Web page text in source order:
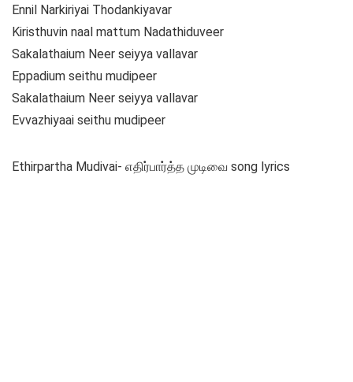
Ennil Narkiriyai Thodankiyavar
Kiristhuvin naal mattum Nadathiduveer
Sakalathaium Neer seiyya vallavar
Eppadium seithu mudipeer
Sakalathaium Neer seiyya vallavar
Evvazhiyaai seithu mudipeer
Ethirpartha Mudivai- எதிர்பார்த்த முடிவை song lyrics